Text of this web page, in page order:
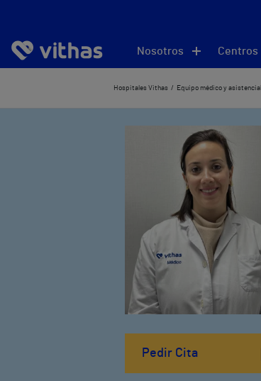
Nosotros Centros
Hospitales Vithas Equipo médico y asistencial
Pedir Cita